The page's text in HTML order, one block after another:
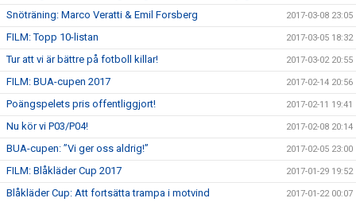
Snöträning: Marco Veratti & Emil Forsberg 2017-03-08 23:05
FILM: Topp 10-listan 2017-03-05 18:32
Tur att vi är bättre på fotboll killar! 2017-03-02 20:55
FILM: BUA-cupen 2017 2017-02-14 20:56
Poängspelets pris offentliggjort! 2017-02-11 19:41
Nu kör vi P03/P04! 2017-02-08 20:14
BUA-cupen: ”Vi ger oss aldrig!” 2017-02-05 23:00
FILM: Blåkläder Cup 2017 2017-01-29 19:52
Blåkläder Cup: Att fortsätta trampa i motvind 2017-01-22 00:07